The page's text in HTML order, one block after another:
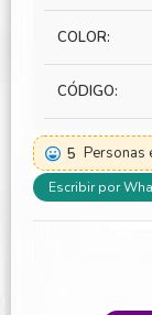
COLOR:
CÓDIGO:
5 Personas
Escribir por